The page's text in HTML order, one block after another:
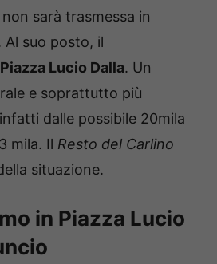
sarà trasmessa in
Al suo posto, il
Piazza Lucio Dalla. Un
e soprattutto più
dalle possibile 20mila
mila. Il Resto del Carlino
situazione.
in Piazza Lucio